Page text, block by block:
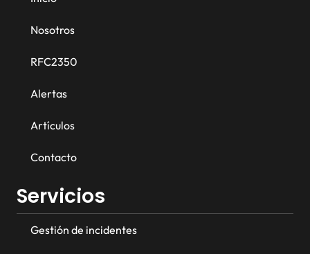
Nosotros
RFC2350
Alertas
Artículos
Contacto
Servicios
Gestión de incidentes